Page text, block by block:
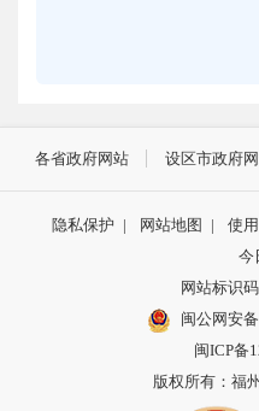
各省政府网站 设区市政府
隐私保护 | 网站地图 | 使
今
网站标识
闽公网安
闽ICP备
版权所有：福